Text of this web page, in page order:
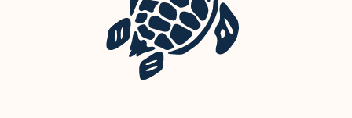
Dos Piezas
Partes de abajo de bikini
Ver todo Trajes de baño